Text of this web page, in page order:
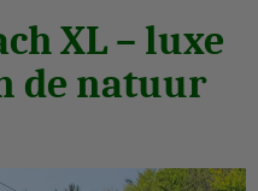
XL – luxe
de natuur